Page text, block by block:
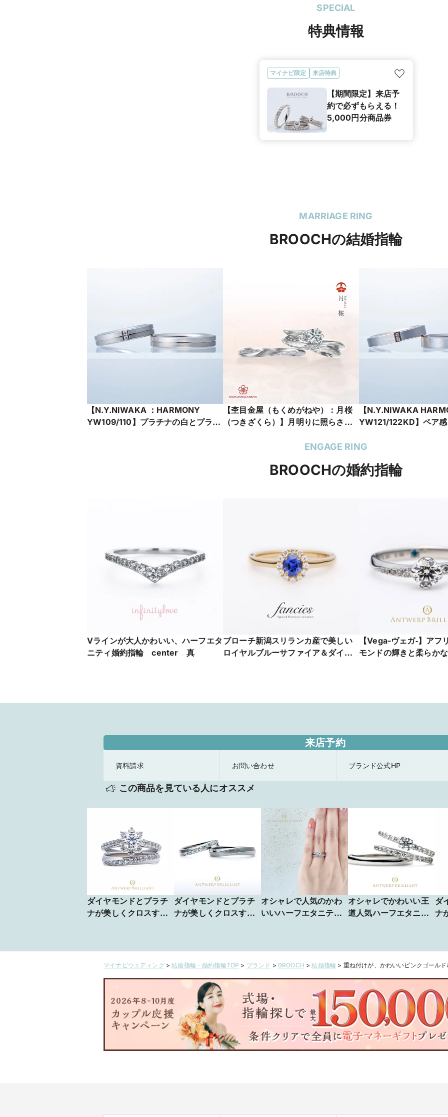
SPECIAL
特典情報
マイナビ限定 来店特典
【期間限定】来店予
約で必ずもらえる！
5,000円分商品券
MARRIAGE RING
BROOCHの結婚指輪
【N.Y.NIWAKA ：HARMONY
YW109/110】プラチナの白とプラチ
【杢目金屋（もくめがねや）：月桜
（つきざくら）】月明りに照らされ
デザインのセットリング
【N.Y.NIWAKA
YW121/122KD】ペア
リング
ENGAGE RING
BROOCHの婚約指輪
Vラインが大人かわいい、ハーフエタ
ニティ婚約指輪 center 真
ブローチ新潟スリランカ産で美しい
ロイヤルブルーサファイア＆ダイヤ
【Vega-ヴェガ‐】アフ
モンドの輝きと柔らか
来店予約
資料請求 お問い合わせ ブランド公式HP
この商品を見ている人にオススメ
ダイヤモンドとプラチ
ナが美しくクロスする
Cross Of Light
ダイヤモンドとプラチ
ナが美しくクロスす
オシャレで人気のかわ
いいハーフエタニティ
オシャレでかわいい王
道人気ハーフエタニ
ダ
ナ
Of
マイナビウエディング>結婚指輪・婚約指輪TOP > ブランド > BROOCH >結婚指輪 > 重ね付けが、かわいいピンクゴール